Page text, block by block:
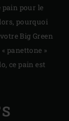
pain pour le
pourquoi
Big Green
panettone »
ce pain est